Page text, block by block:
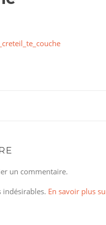
un commentaire.
indésirables. En savoir plus